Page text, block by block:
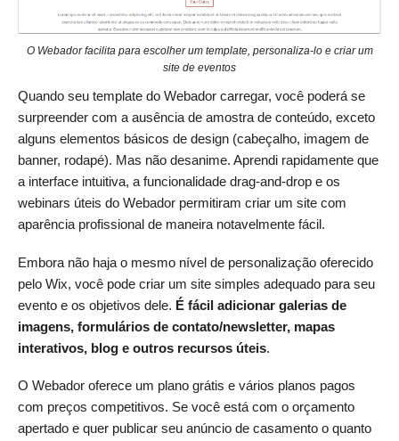
O Webador facilita para escolher um template, personaliza-lo e criar um
site de eventos
Quando seu template do Webador carregar, você poderá se
surpreender com a ausência de amostra de conteúdo, exceto
alguns elementos básicos de design (cabeçalho, imagem de
banner, rodapé). Mas não desanime. Aprendi rapidamente que
a interface intuitiva, a funcionalidade drag-and-drop e os
webinars úteis do Webador permitiram criar um site com
aparência profissional de maneira notavelmente fácil.
Embora não haja o mesmo nível de personalização oferecido
pelo Wix, você pode criar um site simples adequado para seu
evento e os objetivos dele. É fácil adicionar galerias de
imagens, formulários de contato/newsletter, mapas
interativos, blog e outros recursos úteis.
O Webador oferece um plano grátis e vários planos pagos
com preços competitivos. Se você está com o orçamento
apertado e quer publicar seu anúncio de casamento o quanto